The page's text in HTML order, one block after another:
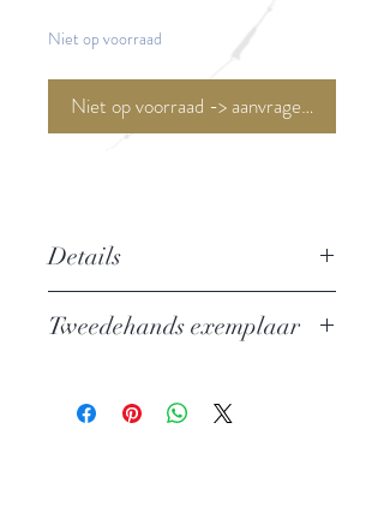
Niet op voorraad
Niet op voorraad -> aanvragen <-
Details
Uitgever: De Harmonie
Vertaling: Eva Wolff
Tweedehands exemplaar